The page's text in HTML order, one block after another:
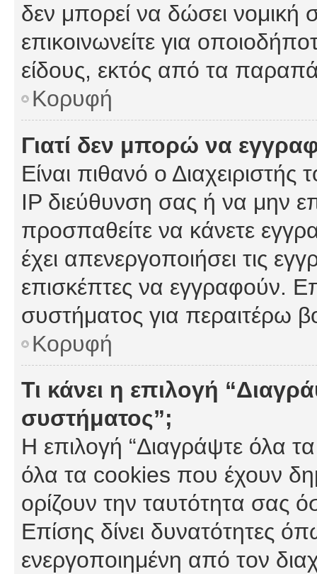
δεν μπορεί να δώσει νομική
επικοινωνείτε για
είδους, εκτός από τα
Κορυφή
Γιατί δεν μπορώ να
Είναι πιθανό ο
IP διεύθυνση σας ή να μην
προσπαθείτε να κάνετε
έχει απενεργοποιήσει τις
επισκέπτες να εγγραφούν.
συστήματος για περαιτέρω
Κορυφή
Τι κάνει η επιλογή
συστήματος”;
Η επιλογή “Διαγράψτε όλα
όλα τα cookies που έχουν
ορίζουν την ταυτότητα σας
Επίσης δίνει δυνατότητες
ενεργοποιημένη από τον